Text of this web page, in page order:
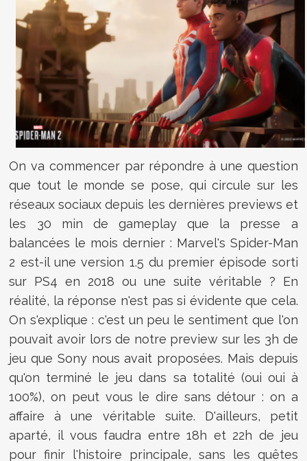
On va commencer par répondre à une question
que tout le monde se pose, qui circule sur les
réseaux sociaux depuis les dernières previews et
les 30 min de gameplay que la presse a
balancées le mois dernier : Marvel's Spider-Man
2 est-il une version 1.5 du premier épisode sorti
sur PS4 en 2018 ou une suite véritable ? En
réalité, la réponse n'est pas si évidente que cela.
On s'explique : c'est un peu le sentiment que l'on
pouvait avoir lors de notre preview sur les 3h de
jeu que Sony nous avait proposées. Mais depuis
qu'on terminé le jeu dans sa totalité (oui oui à
100%), on peut vous le dire sans détour : on a
affaire à une véritable suite. D'ailleurs, petit
aparté, il vous faudra entre 18h et 22h de jeu
pour finir l'histoire principale, sans les quêtes